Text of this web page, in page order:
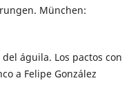
München:
águila. Los pactos con
a Felipe González